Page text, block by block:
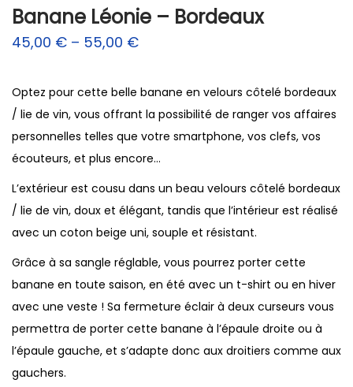
Banane Léonie – Bordeaux
45,00 € – 55,00 €
Optez pour cette belle banane en velours côtelé bordeaux
/ lie de vin, vous offrant la possibilité de ranger vos affaires
personnelles telles que votre smartphone, vos clefs, vos
écouteurs, et plus encore…
L’extérieur est cousu dans un beau velours côtelé bordeaux
/ lie de vin, doux et élégant, tandis que l’intérieur est réalisé
avec un coton beige uni, souple et résistant.
Grâce à sa sangle réglable, vous pourrez porter cette
banane en toute saison, en été avec un t-shirt ou en hiver
avec une veste ! Sa fermeture éclair à deux curseurs vous
permettra de porter cette banane à l’épaule droite ou à
l’épaule gauche, et s’adapte donc aux droitiers comme aux
gauchers.